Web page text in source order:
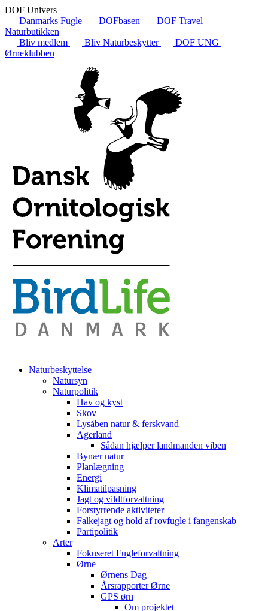
DOF Univers
Danmarks Fugle
DOFbasen
DOF Travel
Naturbutikken
Bliv medlem
Bliv Naturbeskytter
DOF UNG
Ørneklubben
Naturbeskyttelse
Natursyn
Naturpolitik
Hav og kyst
Skov
Lysåben natur & ferskvand
Agerland
Sådan hjælper landmanden viben
Bynær natur
Planlægning
Energi
Klimatilpasning
Jagt og vildtforvaltning
Forstyrrende aktiviteter
Falkejagt og hold af rovfugle i fangenskab
Partipolitik
Arter
Fokuseret Fugleforvaltning
Ørne
Ørnens Dag
Årsrapporter Ørne
GPS ørn
Om projektet